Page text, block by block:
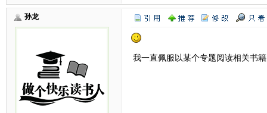
孙龙
我一直佩服以某个专题阅读相关书